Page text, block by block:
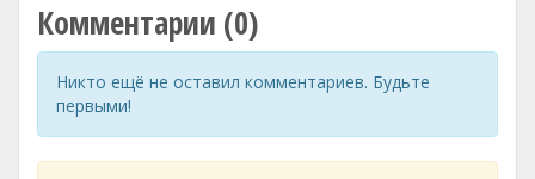
Комментарии (0)
Никто ещё не оставил комментариев. Будьте
первыми!